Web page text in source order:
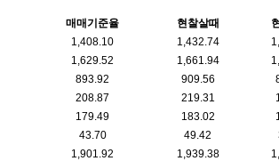
매매기준율 현찰살때
1,408.10 1,432.74
1,629.52 1,661.94
893.92 909.56
208.87 219.31
179.49 183.02
43.70 49.42
1,901.92 1,939.38